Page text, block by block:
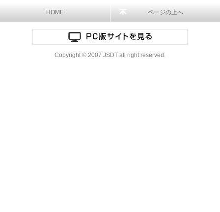
HOME ページの上へ
Copyright © 2007 JSDT all right reserved.